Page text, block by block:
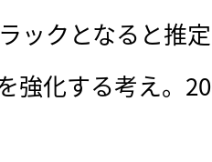
ックとなると推
強化する考え。